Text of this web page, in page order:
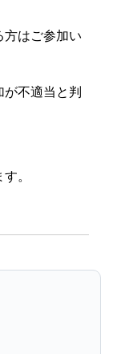
はご参加い
が不適当と判
。